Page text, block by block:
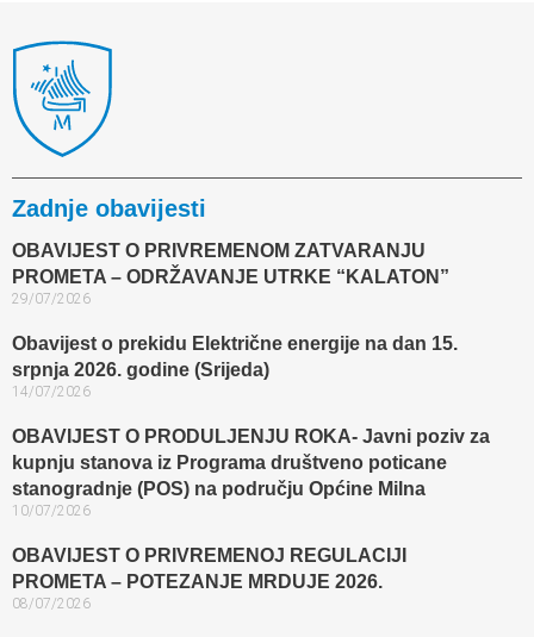
Zadnje obavijesti
OBAVIJEST O PRIVREMENOM ZATVARANJU
PROMETA – ODRŽAVANJE UTRKE “KALATON”
29/07/2026
Obavijest o prekidu Električne energije na dan 15.
srpnja 2026. godine (Srijeda)
14/07/2026
OBAVIJEST O PRODULJENJU ROKA- Javni poziv za
kupnju stanova iz Programa društveno poticane
stanogradnje (POS) na području Općine Milna
10/07/2026
OBAVIJEST O PRIVREMENOJ REGULACIJI
PROMETA – POTEZANJE MRDUJE 2026.
08/07/2026